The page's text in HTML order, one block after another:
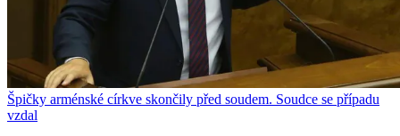
Špičky arménské církve skončily před soudem. Soudce se případu
vzdal